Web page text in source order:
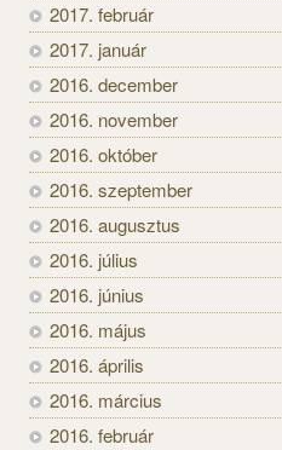
2017. február
2017. január
2016. december
2016. november
2016. október
2016. szeptember
2016. augusztus
2016. július
2016. június
2016. május
2016. április
2016. március
2016. február